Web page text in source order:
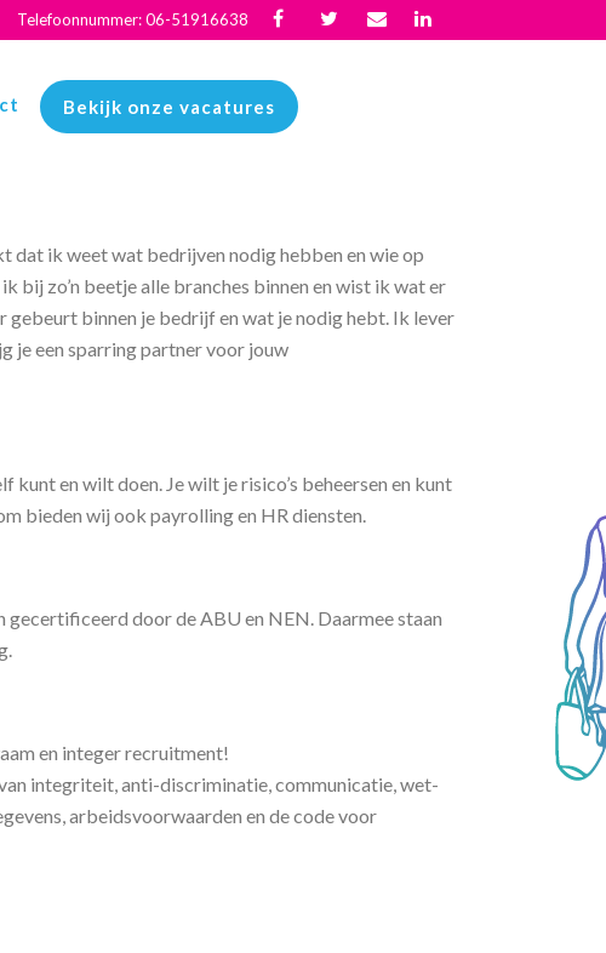
Telefoonnummer: 06-51916638
Bekijk onze vacatures
dat ik weet wat bedrijven nodig hebben en wie op
bij zo’n beetje alle branches binnen en wist ik wat er
gebeurt binnen je bedrijf en wat je nodig hebt. Ik lever
je een sparring partner voor jouw
en wilt doen. Je wilt je risico’s beheersen en kunt
bieden wij ook payrolling en HR diensten.
door de ABU en NEN. Daarmee staan
en integer recruitment!
integriteit, anti-discriminatie, communicatie, wet-
arbeidsvoorwaarden en de code voor